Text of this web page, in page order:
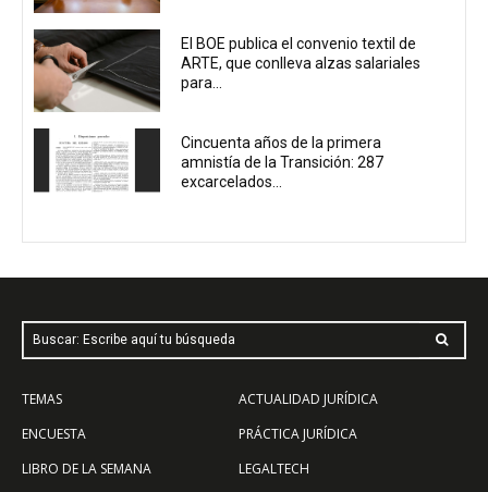
El BOE publica el convenio textil de
ARTE, que conlleva alzas salariales
para...
Cincuenta años de la primera
amnistía de la Transición: 287
excarcelados...
Buscar: Escribe aquí tu búsqueda
TEMAS
ENCUESTA
LIBRO DE LA SEMANA
ACTUALIDAD JURÍDICA
PRÁCTICA JURÍDICA
LEGALTECH